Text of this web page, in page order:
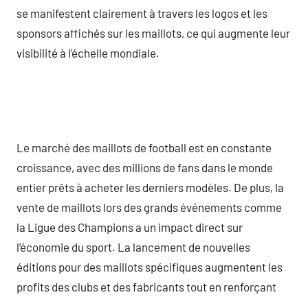
se manifestent clairement à travers les logos et les
sponsors affichés sur les maillots, ce qui augmente leur
visibilité à l’échelle mondiale.
Le marché des maillots de football est en constante
croissance, avec des millions de fans dans le monde
entier prêts à acheter les derniers modèles. De plus, la
vente de maillots lors des grands événements comme
la Ligue des Champions a un impact direct sur
l’économie du sport. La lancement de nouvelles
éditions pour des maillots spécifiques augmentent les
profits des clubs et des fabricants tout en renforçant